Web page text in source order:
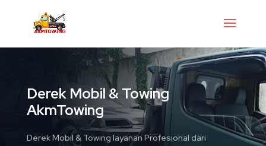
Derek Mobil & Towing
AkmTowing
Derek Mobil & Towing layanan Profesional dari